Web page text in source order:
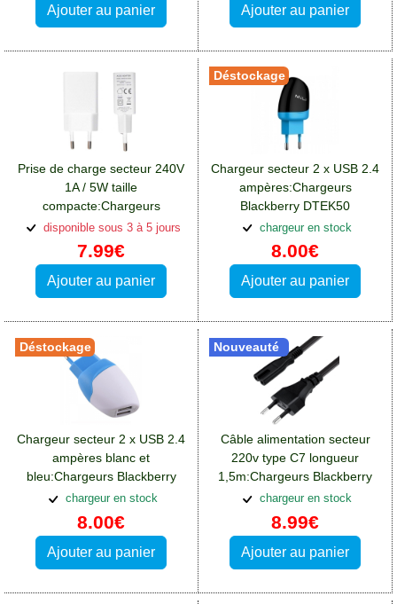
Ajouter au panier Ajouter au panier
Prise de charge secteur 240V
1A / 5W taille
compacte:Chargeurs
Blackberry DTEK50
disponible sous 3 à 5 jours
7.99€
Ajouter au panier
Chargeur secteur 2 x USB 2.4
ampères:Chargeurs
Blackberry DTEK50
chargeur en stock
8.00€
Ajouter au panier
Déstockage
Chargeur secteur 2 x USB 2.4
ampères blanc et
bleu:Chargeurs Blackberry
DTEK50
chargeur en stock
8.00€
Ajouter au panier
Déstockage
Câble alimentation secteur
220v type C7 longueur
1,5m:Chargeurs Blackberry
DTEK50
chargeur en stock
8.99€
Ajouter au panier
Nouveauté